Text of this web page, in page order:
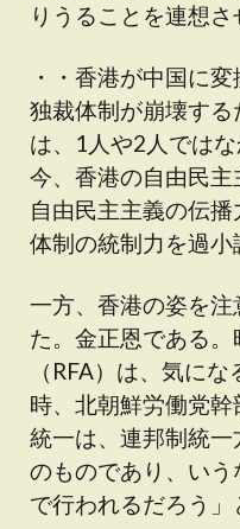
りうることを連想
・・香港が中国に
独裁体制が崩壊す
は、1人や2人では
今、香港の自由民主
自由民主主義の伝
体制の統制力を過小
一方、香港の姿を
た。金正恩である
（RFA）は、気に
時、北朝鮮労働党
統一は、連邦制統
のものであり、い
で行われるだろう」